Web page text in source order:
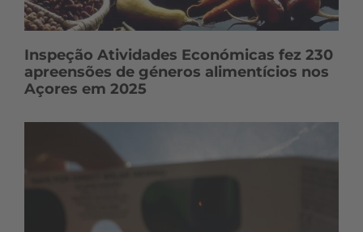
Inspeção Atividades Económicas fez 230
apreensões de géneros alimentícios nos
Açores em 2025